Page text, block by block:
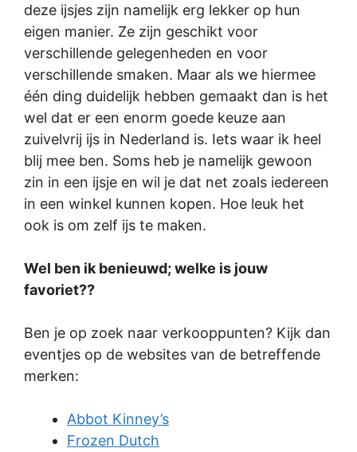
deze ijsjes zijn namelijk erg lekker op hun
eigen manier. Ze zijn geschikt voor
verschillende gelegenheden en voor
verschillende smaken. Maar als we hiermee
één ding duidelijk hebben gemaakt dan is het
wel dat er een enorm goede keuze aan
zuivelvrij ijs in Nederland is. Iets waar ik heel
blij mee ben. Soms heb je namelijk gewoon
zin in een ijsje en wil je dat net zoals iedereen
in een winkel kunnen kopen. Hoe leuk het
ook is om zelf ijs te maken.
Wel ben ik benieuwd; welke is jouw
favoriet??
Ben je op zoek naar verkooppunten? Kijk dan
eventjes op de websites van de betreffende
merken:
Abbot Kinney’s
Frozen Dutch